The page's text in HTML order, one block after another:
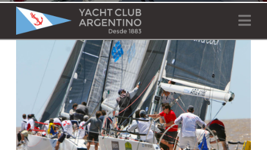
YCA
ESCUELA RECREATIVA 2026
YACHT
CLUB
ARGENTINO